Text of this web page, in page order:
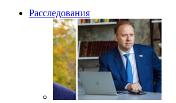
Расследования